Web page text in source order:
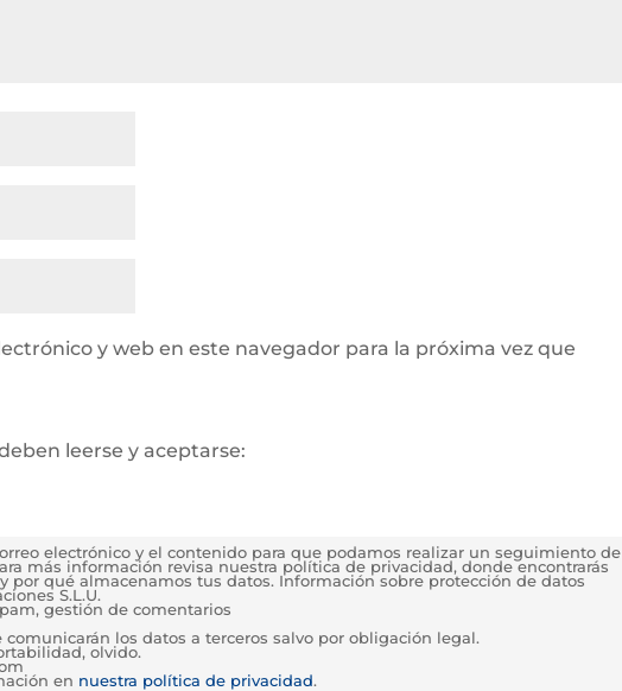
y web en este navegador para la próxima vez que
leerse y aceptarse:
electrónico y el contenido para que podamos realizar un seguimiento de
más información revisa nuestra política de privacidad, donde encontrarás
por qué almacenamos tus datos. Información sobre protección de datos
S.L.U.
gestión de comentarios
los datos a terceros salvo por obligación legal.
olvido.
en nuestra política de privacidad.